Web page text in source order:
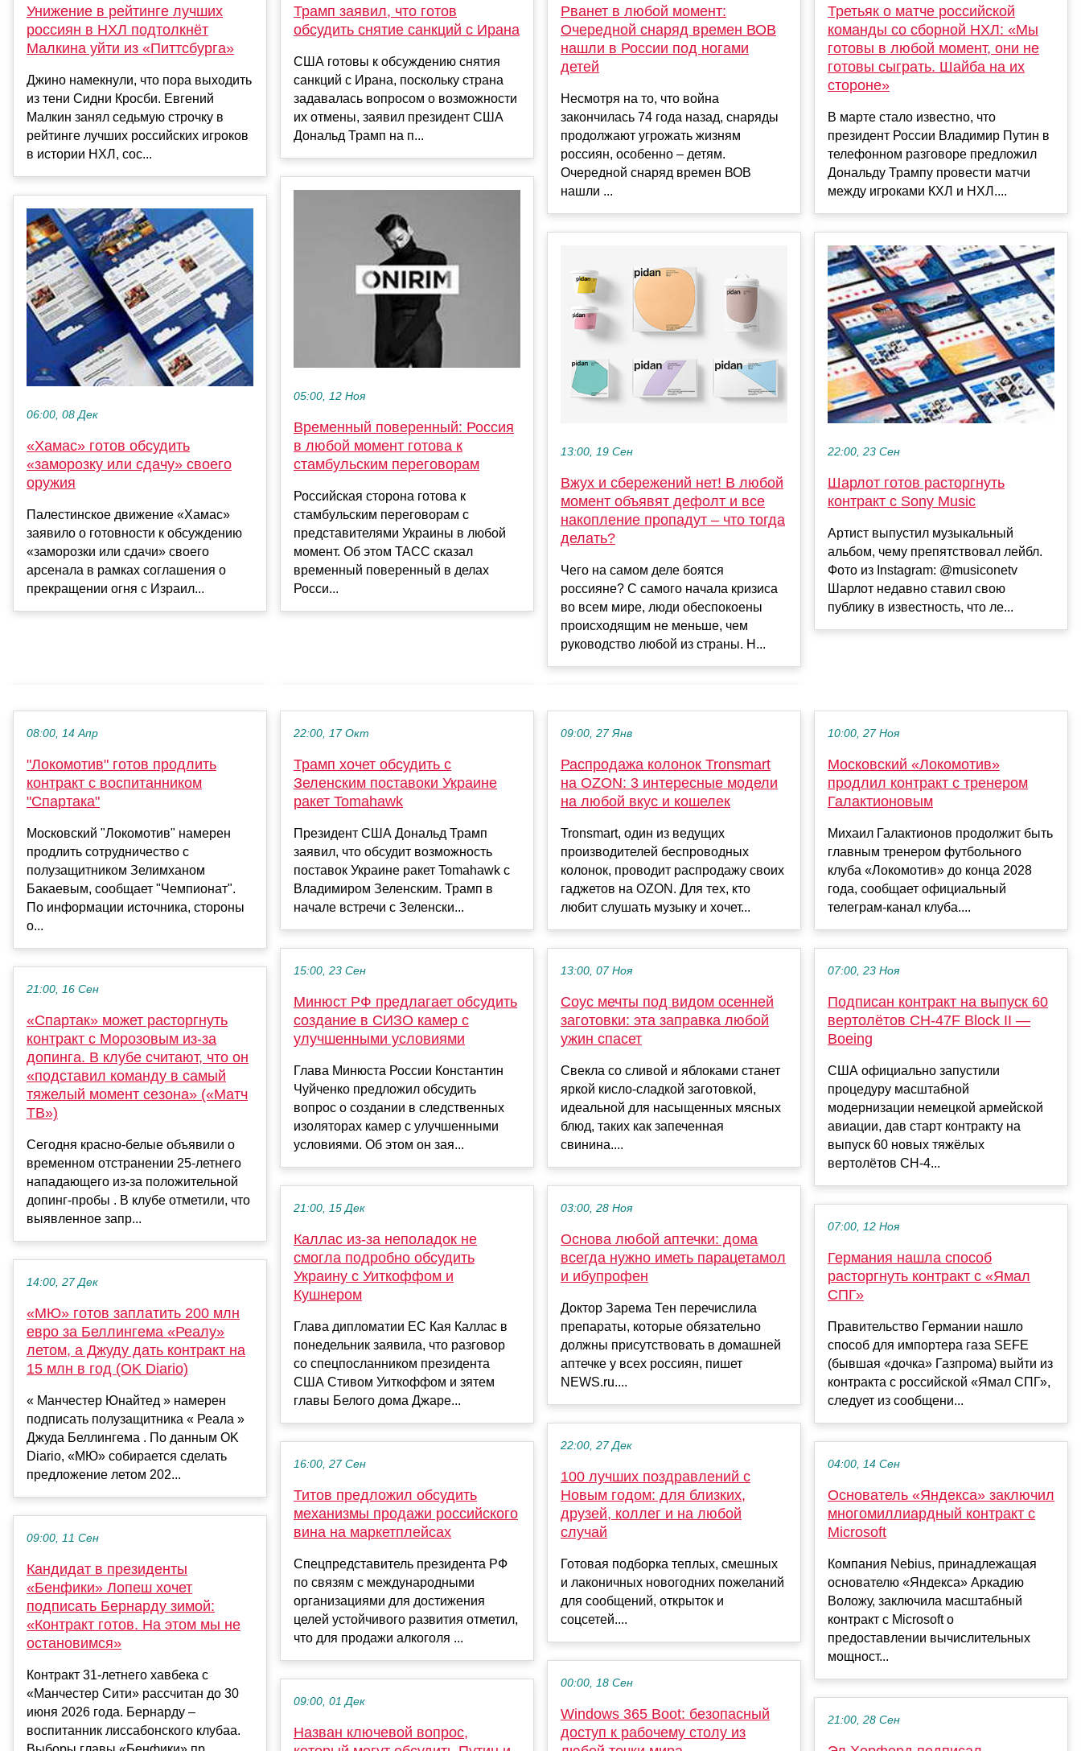
Унижение в рейтинге лучших
россиян в НХЛ подтолкнёт
Малкина уйти из «Питтсбурга»
Джино намекнули, что пора выходить
из тени Сидни Кросби. Евгений
Малкин занял седьмую строчку в
рейтинге лучших российских игроков
в истории НХЛ, сос...
06:00, 08 Дек
«Хамас» готов обсудить
«заморозку или сдачу» своего
оружия
Палестинское движение «Хамас»
заявило о готовности к обсуждению
«заморозки или сдачи» своего
арсенала в рамках соглашения о
прекращении огня с Израил...
Трамп заявил, что готов
обсудить снятие санкций с Ирана
США готовы к обсуждению снятия
санкций с Ирана, поскольку страна
задавалась вопросом о возможности
их отмены, заявил президент США
Дональд Трамп на п...
05:00, 12 Ноя
Временный поверенный: Россия
в любой момент готова к
стамбульским переговорам
Российская сторона готова к
стамбульским переговорам с
представителями Украины в любой
момент. Об этом ТАСС сказал
временный поверенный в делах
Росси...
Рванет в любой момент:
Очередной снаряд времен ВОВ
нашли в России под ногами
детей
Несмотря на то, что война
закончилась 74 года назад, снаряды
продолжают угрожать жизням
россиян, особенно – детям.
Очередной снаряд времен ВОВ
нашли ...
13:00, 19 Сен
Вжух и сбережений нет! В любой
момент объявят дефолт и все
накопление пропадут – что тогда
делать?
Чего на самом деле боятся
россияне? С самого начала кризиса
во всем мире, люди обеспокоены
происходящим не меньше, чем
руководство любой из страны. Н...
Третьяк о матче российской
команды со сборной НХЛ: «Мы
готовы в любой момент, они не
готовы сыграть. Шайба на их
стороне»
В марте стало известно, что
президент России Владимир Путин в
телефонном разговоре предложил
Дональду Трампу провести матчи
между игроками КХЛ и НХЛ....
22:00, 23 Сен
Шарлот готов расторгнуть
контракт с Sony Music
Артист выпустил музыкальный
альбом, чему препятствовал лейбл.
Фото из Instagram: @musiconetv
Шарлот недавно ставил свою
публику в известность, что ле...
08:00, 14 Апр
"Локомотив" готов продлить
контракт с воспитанником
"Спартака"
Московский "Локомотив" намерен
продлить сотрудничество с
полузащитником Зелимханом
Бакаевым, сообщает "Чемпионат".
По информации источника, стороны
о...
21:00, 16 Сен
«Спартак» может расторгнуть
контракт с Морозовым из-за
допинга. В клубе считают, что он
«подставил команду в самый
тяжелый момент сезона» («Матч
ТВ»)
Сегодня красно-белые объявили о
временном отстранении 25-летнего
нападающего из-за положительной
допинг-пробы . В клубе отметили, что
выявленное запр...
14:00, 27 Дек
«МЮ» готов заплатить 200 млн
евро за Беллингема «Реалу»
летом, а Джуду дать контракт на
15 млн в год (OK Diario)
« Манчестер Юнайтед » намерен
подписать полузащитника « Реала »
Джуда Беллингема . По данным OK
Diario, «МЮ» собирается сделать
предложение летом 202...
09:00, 11 Сен
Кандидат в президенты
«Бенфики» Лопеш хочет
подписать Бернарду зимой:
«Контракт готов. На этом мы не
остановимся»
Контракт 31-летнего хавбека с
«Манчестер Сити» рассчитан до 30
июня 2026 года. Бернарду –
воспитанник лиссабонского клубаа.
22:00, 17 Окт
Трамп хочет обсудить с
Зеленским поставоки Украине
ракет Tomahawk
Президент США Дональд Трамп
заявил, что обсудит возможность
поставок Украине ракет Tomahawk с
Владимиром Зеленским. Трамп в
начале встречи с Зеленски...
15:00, 23 Сен
Минюст РФ предлагает обсудить
создание в СИЗО камер с
улучшенными условиями
Глава Минюста России Константин
Чуйченко предложил обсудить
вопрос о создании в следственных
изоляторах камер с улучшенными
условиями. Об этом он зая...
21:00, 15 Дек
Каллас из-за неполадок не
смогла подробно обсудить
Украину с Уиткоффом и
Кушнером
Глава дипломатии ЕС Кая Каллас в
понедельник заявила, что разговор
со спецпосланником президента
США Стивом Уиткоффом и зятем
главы Белого дома Джаре...
16:00, 27 Сен
Титов предложил обсудить
механизмы продажи российского
вина на маркетплейсах
Спецпредставитель президента РФ
по связям с международными
организациями для достижения
целей устойчивого развития отметил,
что для продажи алкоголя ...
09:00, 01 Дек
Назван ключевой вопрос,
09:00, 27 Янв
Распродажа колонок Tronsmart
на OZON: 3 интересные модели
на любой вкус и кошелек
Tronsmart, один из ведущих
производителей беспроводных
колонок, проводит распродажу своих
гаджетов на OZON. Для тех, кто
любит слушать музыку и хочет...
13:00, 07 Ноя
Соус мечты под видом осенней
заготовки: эта заправка любой
ужин спасет
Свекла со сливой и яблоками станет
яркой кисло-сладкой заготовкой,
идеальной для насыщенных мясных
блюд, таких как запеченная
свинина....
03:00, 28 Ноя
Основа любой аптечки: дома
всегда нужно иметь парацетамол
и ибупрофен
Доктор Зарема Тен перечислила
препараты, которые обязательно
должны присутствовать в домашней
аптечке у всех россиян, пишет
NEWS.ru....
22:00, 27 Дек
100 лучших поздравлений с
Новым годом: для близких,
друзей, коллег и на любой
случай
Готовая подборка теплых, смешных
и лаконичных новогодних пожеланий
для сообщений, открыток и
соцсетей....
00:00, 18 Сен
Windows 365 Boot: безопасный
доступ к рабочему столу из
10:00, 27 Ноя
Московский «Локомотив»
продлил контракт с тренером
Галактионовым
Михаил Галактионов продолжит быть
главным тренером футбольного
клуба «Локомотив» до конца 2028
года, сообщает официальный
телеграм-канал клуба....
07:00, 23 Ноя
Подписан контракт на выпуск 60
вертолётов CH-47F Block II —
Boeing
США официально запустили
процедуру масштабной
модернизации немецкой армейской
авиации, дав старт контракту на
выпуск 60 новых тяжёлых
вертолётов CH-4...
07:00, 12 Ноя
Германия нашла способ
расторгнуть контракт с «Ямал
СПГ»
Правительство Германии нашло
способ для импортера газа SEFE
(бывшая «дочка» Газпрома) выйти из
контракта с российской «Ямал СПГ»,
следует из сообщени...
04:00, 14 Сен
Основатель «Яндекса» заключил
многомиллиардный контракт с
Microsoft
Компания Nebius, принадлежащая
основателю «Яндекса» Аркадию
Воложу, заключила масштабный
контракт с Microsoft о
предоставлении вычислительных
мощност...
21:00, 28 Сен